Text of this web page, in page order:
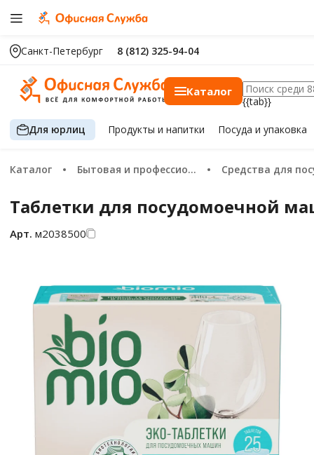
Санкт-Петербург 8 (812) 325-94-04
Каталог
{{tab}}
Для юрлиц Продуктыи напитки Посуда и упаковка
Каталог Бытовая и профессиональная химия Средства для
Таблетки для посудомоечной
Арт. м2038500